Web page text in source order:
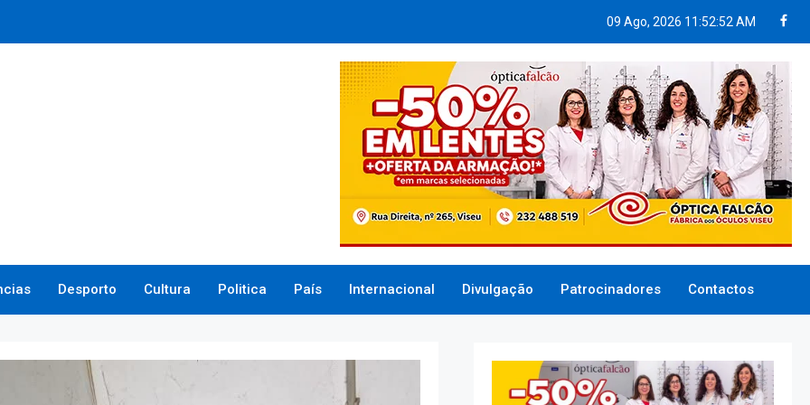
09 Ago, 2026 11:52:53 AM
Desporto Cultura Politica País Internacional Divulgação Patrocinadores Contactos